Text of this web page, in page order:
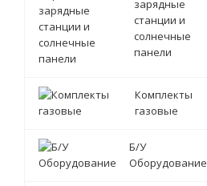
зарядные
станции и
солнечные
панели
Комплекты
газовые
Б/У
Оборудование